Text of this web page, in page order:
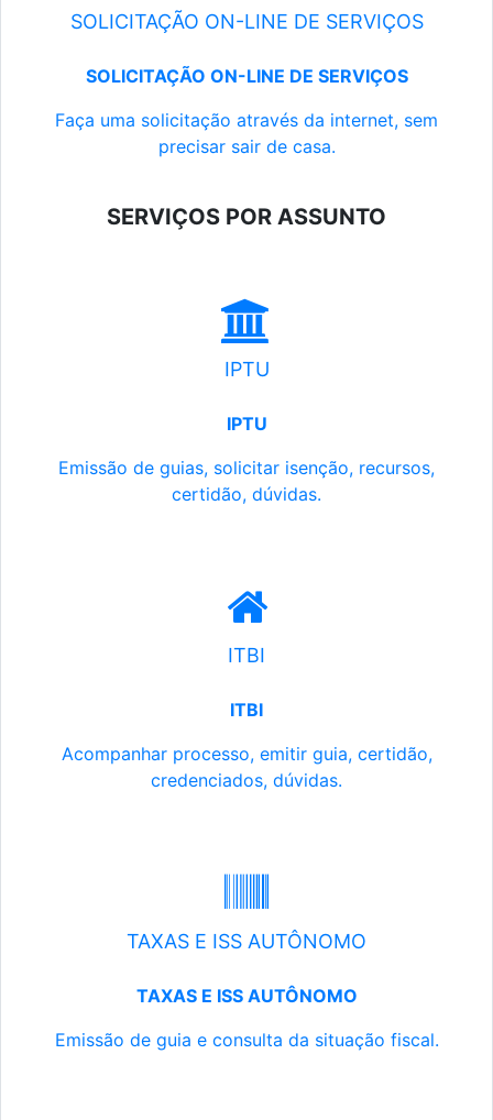
SOLICITAÇÃO ON-LINE DE SERVIÇOS
SOLICITAÇÃO ON-LINE DE SERVIÇOS
Faça uma solicitação através da internet, sem
precisar sair de casa.
SERVIÇOS POR ASSUNTO
IPTU
IPTU
Emissão de guias, solicitar isenção, recursos,
certidão, dúvidas.
ITBI
ITBI
Acompanhar processo, emitir guia, certidão,
credenciados, dúvidas.
TAXAS E ISS AUTÔNOMO
TAXAS E ISS AUTÔNOMO
Emissão de guia e consulta da situação fiscal.